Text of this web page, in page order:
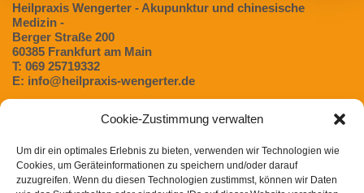
Cookie-Zustimmung verwalten
Um dir ein optimales Erlebnis zu bieten, verwenden wir Technologien wie
Cookies, um Geräteinformationen zu speichern und/oder darauf
zuzugreifen. Wenn du diesen Technologien zustimmst, können wir Daten
Heilpraxis Wengerter - Akupunktur und chinesische
Medizin -
Berger Straße 200
60385 Frankfurt am Main
T: 069 25719332
E: info@heilpraxis-wengerter.de
Dünndarmfehlbesiedlungssyndrom (SIBO) – Eine
unterschätzte Ursache für Verdauungsbeschwerden